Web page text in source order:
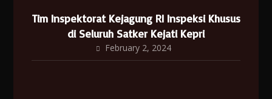
Tim Inspektorat Kejagung RI Inspeksi Khusus
di Seluruh Satker Kejati Kepri
February 2, 2024